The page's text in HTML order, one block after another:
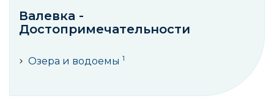
Валевка -
Достопримечательности
Озера и водоемы 1